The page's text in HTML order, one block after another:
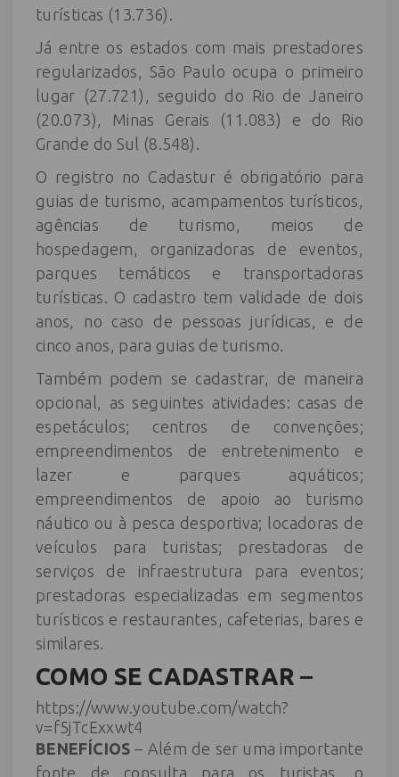
turísticas (13.736).
Já entre os estados com mais prestadores
regularizados, São Paulo ocupa o primeiro
lugar (27.721), seguido do Rio de Janeiro
(20.073), Minas Gerais (11.083) e do Rio
Grande do Sul (8.548).
O registro no Cadastur é obrigatório para
guias de turismo, acampamentos turísticos,
agências de turismo, meios de
hospedagem, organizadoras de eventos,
parques temáticos e transportadoras
turísticas. O cadastro tem validade de dois
anos, no caso de pessoas jurídicas, e de
cinco anos, para guias de turismo.
Também podem se cadastrar, de maneira
opcional, as seguintes atividades: casas de
espetáculos; centros de convenções;
empreendimentos de entretenimento e
lazer e parques aquáticos;
empreendimentos de apoio ao turismo
náutico ou à pesca desportiva; locadoras de
veículos para turistas; prestadoras de
serviços de infraestrutura para eventos;
prestadoras especializadas em segmentos
turísticos e restaurantes, cafeterias, bares e
similares.
COMO SE CADASTRAR –
https://www.youtube.com/watch?
v=f5jTcExxwt4
BENEFÍCIOS – Além de ser uma importante
fonte de consulta para os turistas, o